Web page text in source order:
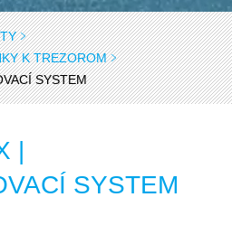
K TREZOROM
SYSTEM
|
SYSTEM